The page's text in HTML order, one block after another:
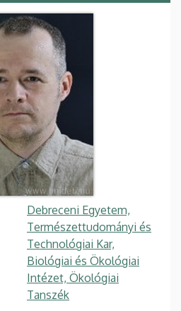
Debreceni Egyetem,
Természettudományi és
Technológiai Kar,
Biológiai és Ökológiai
Intézet, Ökológiai
Tanszék